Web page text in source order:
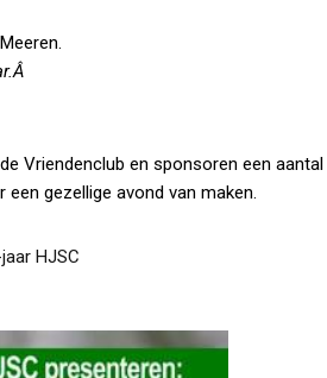
Vriendenclub en sponsoren een aantal
gezellige avond van maken.
HJSC